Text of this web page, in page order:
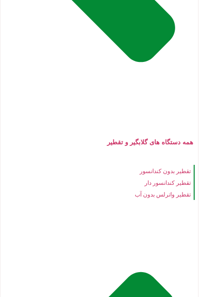
همه دستگاه های گلابگیر و تقطیر
تقطیر بدون کندانسور
تقطیر کندانسور دار
تقطیر واترلس بدون آب